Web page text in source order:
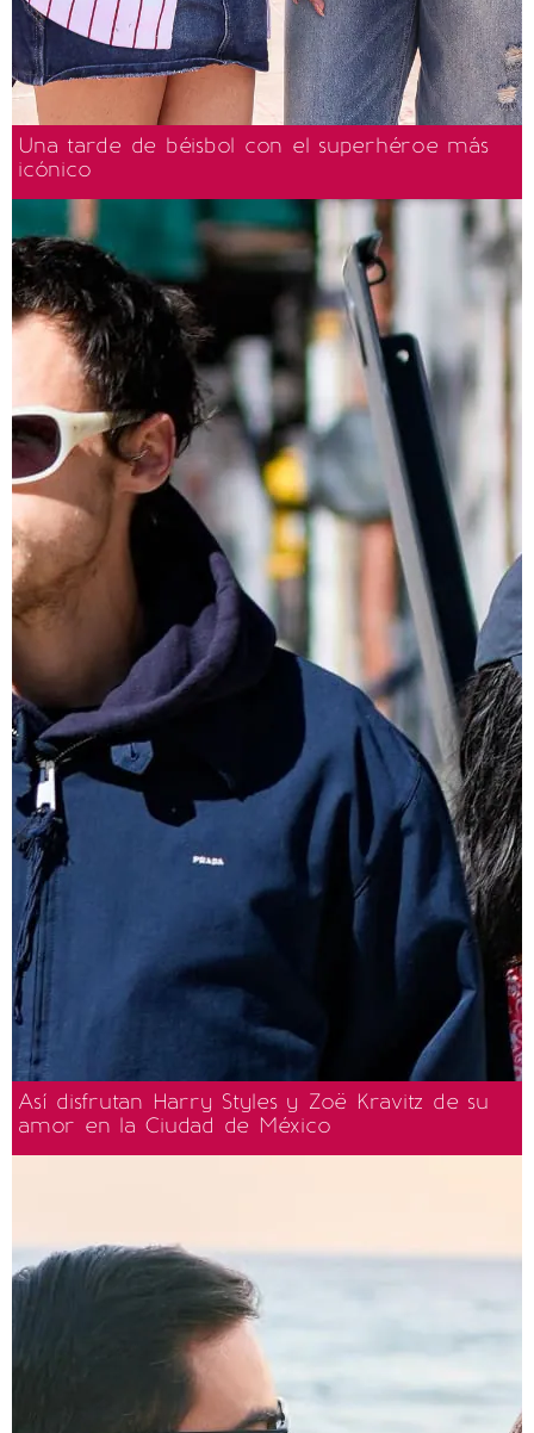
Una tarde de béisbol con el superhéroe más
icónico
Así disfrutan Harry Styles y Zoë Kravitz de su
amor en la Ciudad de México